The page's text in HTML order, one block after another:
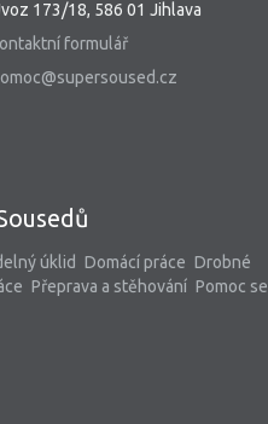
173/18, 586 01 Jihlava
formulář
úklid Domácí práce Drobné
Přeprava a stěhování Pomoc se